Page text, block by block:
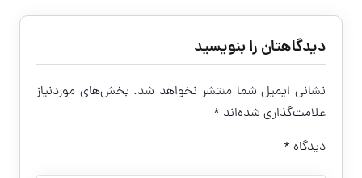
دیدگاهتان را بنویسید
نشانی ایمیل شما منتشر نخواهد شد. بخش‌های موردنیاز
علامت‌گذاری شده‌اند *
دیدگاه *